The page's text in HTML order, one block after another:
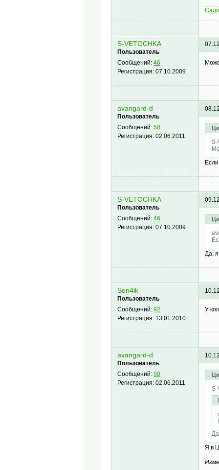
S-VETOCHKA
Пользователь
Сообщений:46
Регистрация:07.10.2009
avangard-d
Пользователь
Сообщений:50
Регистрация:02.06.2011
S-
S-VETOCHKA
Пользователь
Сообщений:46
Регистрация:07.10.2009
Да,
Son4ik
Пользователь
Сообщений:92
Регистрация: 13.01.2010
У
avangard-d
Пользователь
Сообщений:50
Регистрация:02.06.2011
S-
Я в